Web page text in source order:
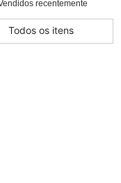
4,51 100
recentemente
Todos os itens